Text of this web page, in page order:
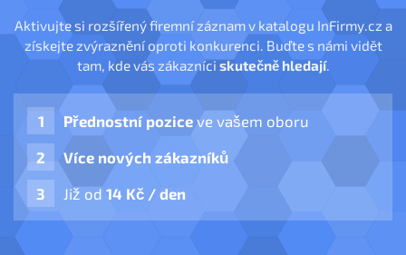
Aktivujte si rozšířený firemní záznam v katalogu InFirmy.cz a
získejte zvýraznění oproti konkurenci. Buďte s námi vidět
tam, kde vás zákazníci skutečně hledají.
Přednostní pozice ve vašem oboru
Více nových zákazníků
Již od 14 Kč / den